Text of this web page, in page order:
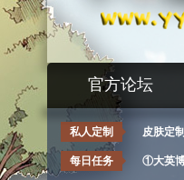
官方论坛
私人定制 皮肤定制
每日任务 ①大英